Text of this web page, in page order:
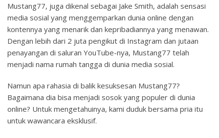
Mustang77, juga dikenal sebagai Jake Smith, adalah sensasi
media sosial yang menggemparkan dunia online dengan
kontennya yang menarik dan kepribadiannya yang menawan.
Dengan lebih dari 2 juta pengikut di Instagram dan jutaan
penayangan di saluran YouTube-nya, Mustang77 telah
menjadi nama rumah tangga di dunia media sosial.
Namun apa rahasia di balik kesuksesan Mustang77?
Bagaimana dia bisa menjadi sosok yang populer di dunia
online? Untuk mengetahuinya, kami duduk bersama pria itu
untuk wawancara eksklusif.